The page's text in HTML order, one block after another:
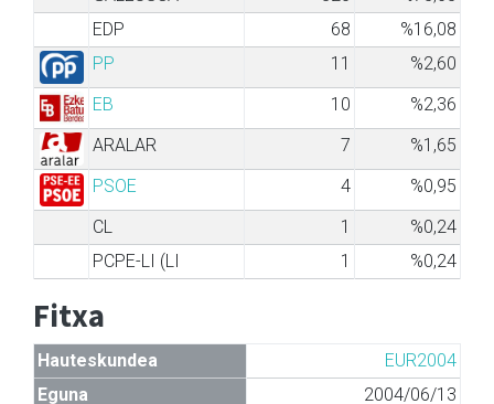
EDP
68
%16,08
PP
11
%2,60
EB
10
%2,36
ARALAR
7
%1,65
PSOE
4
%0,95
CL
1
%0,24
PCPE-LI (LI
1 %0,24
Fitxa
Hauteskundea
EUR2004
Eguna
2004/06/13